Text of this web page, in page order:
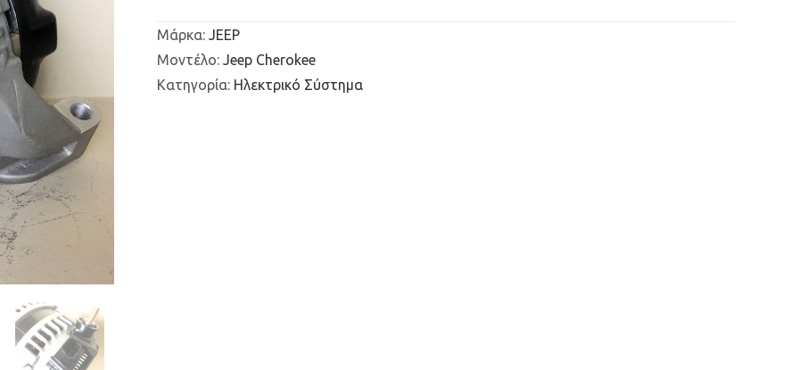
Μάρκα: JEEP
Μοντέλο: Jeep Cherokee
Κατηγορία: Ηλεκτρικό Σύστημα